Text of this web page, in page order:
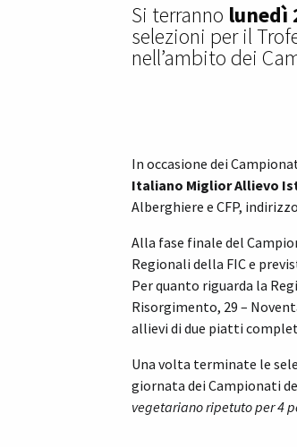
Si terranno lunedì
selezioni per il
nell’ambito dei
In occasione dei
Italiano Miglior Allievo
Alberghiere e CFP,
Alla fase finale del
Regionali della FIC e
Per quanto riguarda la
Risorgimento, 29 –
allievi di due piatti
Una volta terminate le
giornata dei Campionati
vegetariano ripetuto per 4